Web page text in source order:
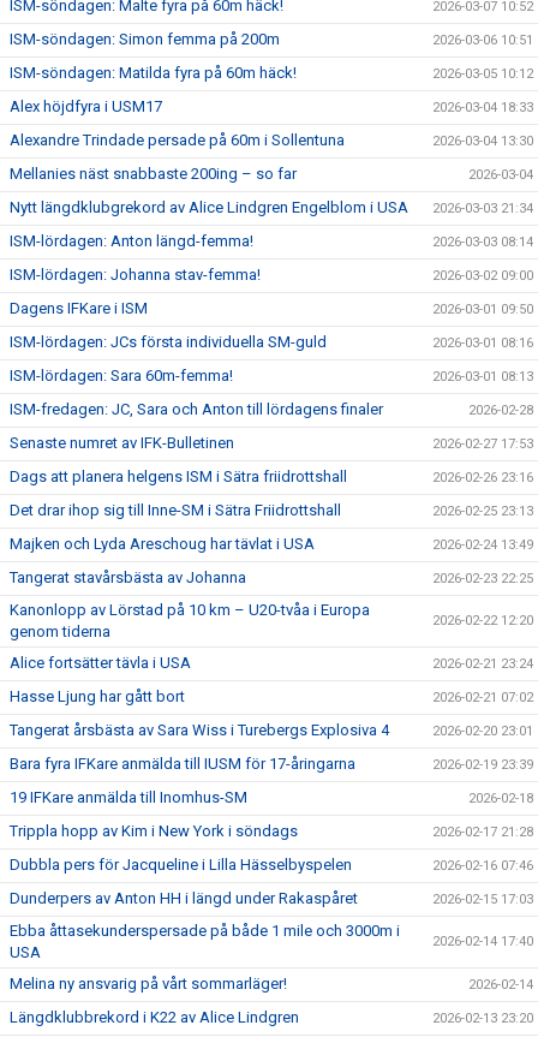
ISM-söndagen: Malte fyra på 60m häck! 2026-03-07 10:52
ISM-söndagen: Simon femma på 200m 2026-03-06 10:51
ISM-söndagen: Matilda fyra på 60m häck! 2026-03-05 10:12
Alex höjdfyra i USM17 2026-03-04 18:33
Alexandre Trindade persade på 60m i Sollentuna 2026-03-04 13:30
Mellanies näst snabbaste 200ing – so far 2026-03-04
Nytt längdklubgrekord av Alice Lindgren Engelblom i USA 2026-03-03 21:34
ISM-lördagen: Anton längd-femma! 2026-03-03 08:14
ISM-lördagen: Johanna stav-femma! 2026-03-02 09:00
Dagens IFKare i ISM 2026-03-01 09:50
ISM-lördagen: JCs första individuella SM-guld 2026-03-01 08:16
ISM-lördagen: Sara 60m-femma! 2026-03-01 08:13
ISM-fredagen: JC, Sara och Anton till lördagens finaler 2026-02-28
Senaste numret av IFK-Bulletinen 2026-02-27 17:53
Dags att planera helgens ISM i Sätra friidrottshall 2026-02-26 23:16
Det drar ihop sig till Inne-SM i Sätra Friidrottshall 2026-02-25 23:13
Majken och Lyda Areschoug har tävlat i USA 2026-02-24 13:49
Tangerat stavårsbästa av Johanna 2026-02-23 22:25
Kanonlopp av Lörstad på 10 km – U20-tvåa i Europa
genom tiderna
2026-02-22 12:20
Alice fortsätter tävla i USA 2026-02-21 23:24
Hasse Ljung har gått bort 2026-02-21 07:02
Tangerat årsbästa av Sara Wiss i Turebergs Explosiva 4 2026-02-20 23:01
Bara fyra IFKare anmälda till IUSM för 17-åringarna 2026-02-19 23:39
19 IFKare anmälda till Inomhus-SM 2026-02-18
Trippla hopp av Kim i New York i söndags 2026-02-17 21:28
Dubbla pers för Jacqueline i Lilla Hässelbyspelen 2026-02-16 07:46
Dunderpers av Anton HH i längd under Rakaspåret 2026-02-15 17:03
Ebba åttasekunderspersade på både 1 mile och 3000m i
USA
2026-02-14 17:40
Melina ny ansvarig på vårt sommarläger! 2026-02-14
Längdklubbrekord i K22 av Alice Lindgren 2026-02-13 23:20